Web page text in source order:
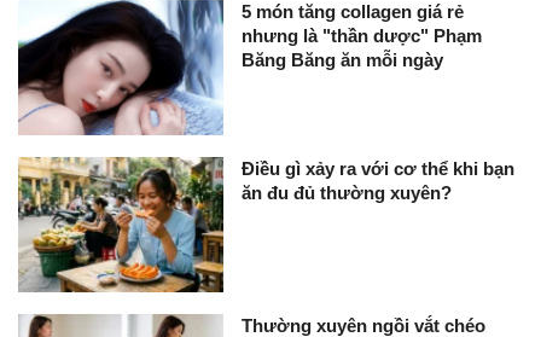
5 món tăng collagen giá rẻ
nhưng là "thần dược" Phạm
Băng Băng ăn mỗi ngày
Điều gì xảy ra với cơ thể khi bạn
ăn đu đủ thường xuyên?
Thường xuyên ngồi vắt chéo